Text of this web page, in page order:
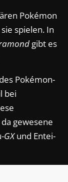
Pokémon
spielen. In
gibt es
Pokémon-
bei
gewesene
GXund Entei-